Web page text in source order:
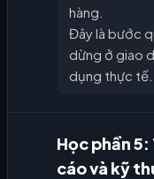
hàng.
Đây là bước
dừng ở giao
dụng thực tế.
Học phần
cáo và kỹ